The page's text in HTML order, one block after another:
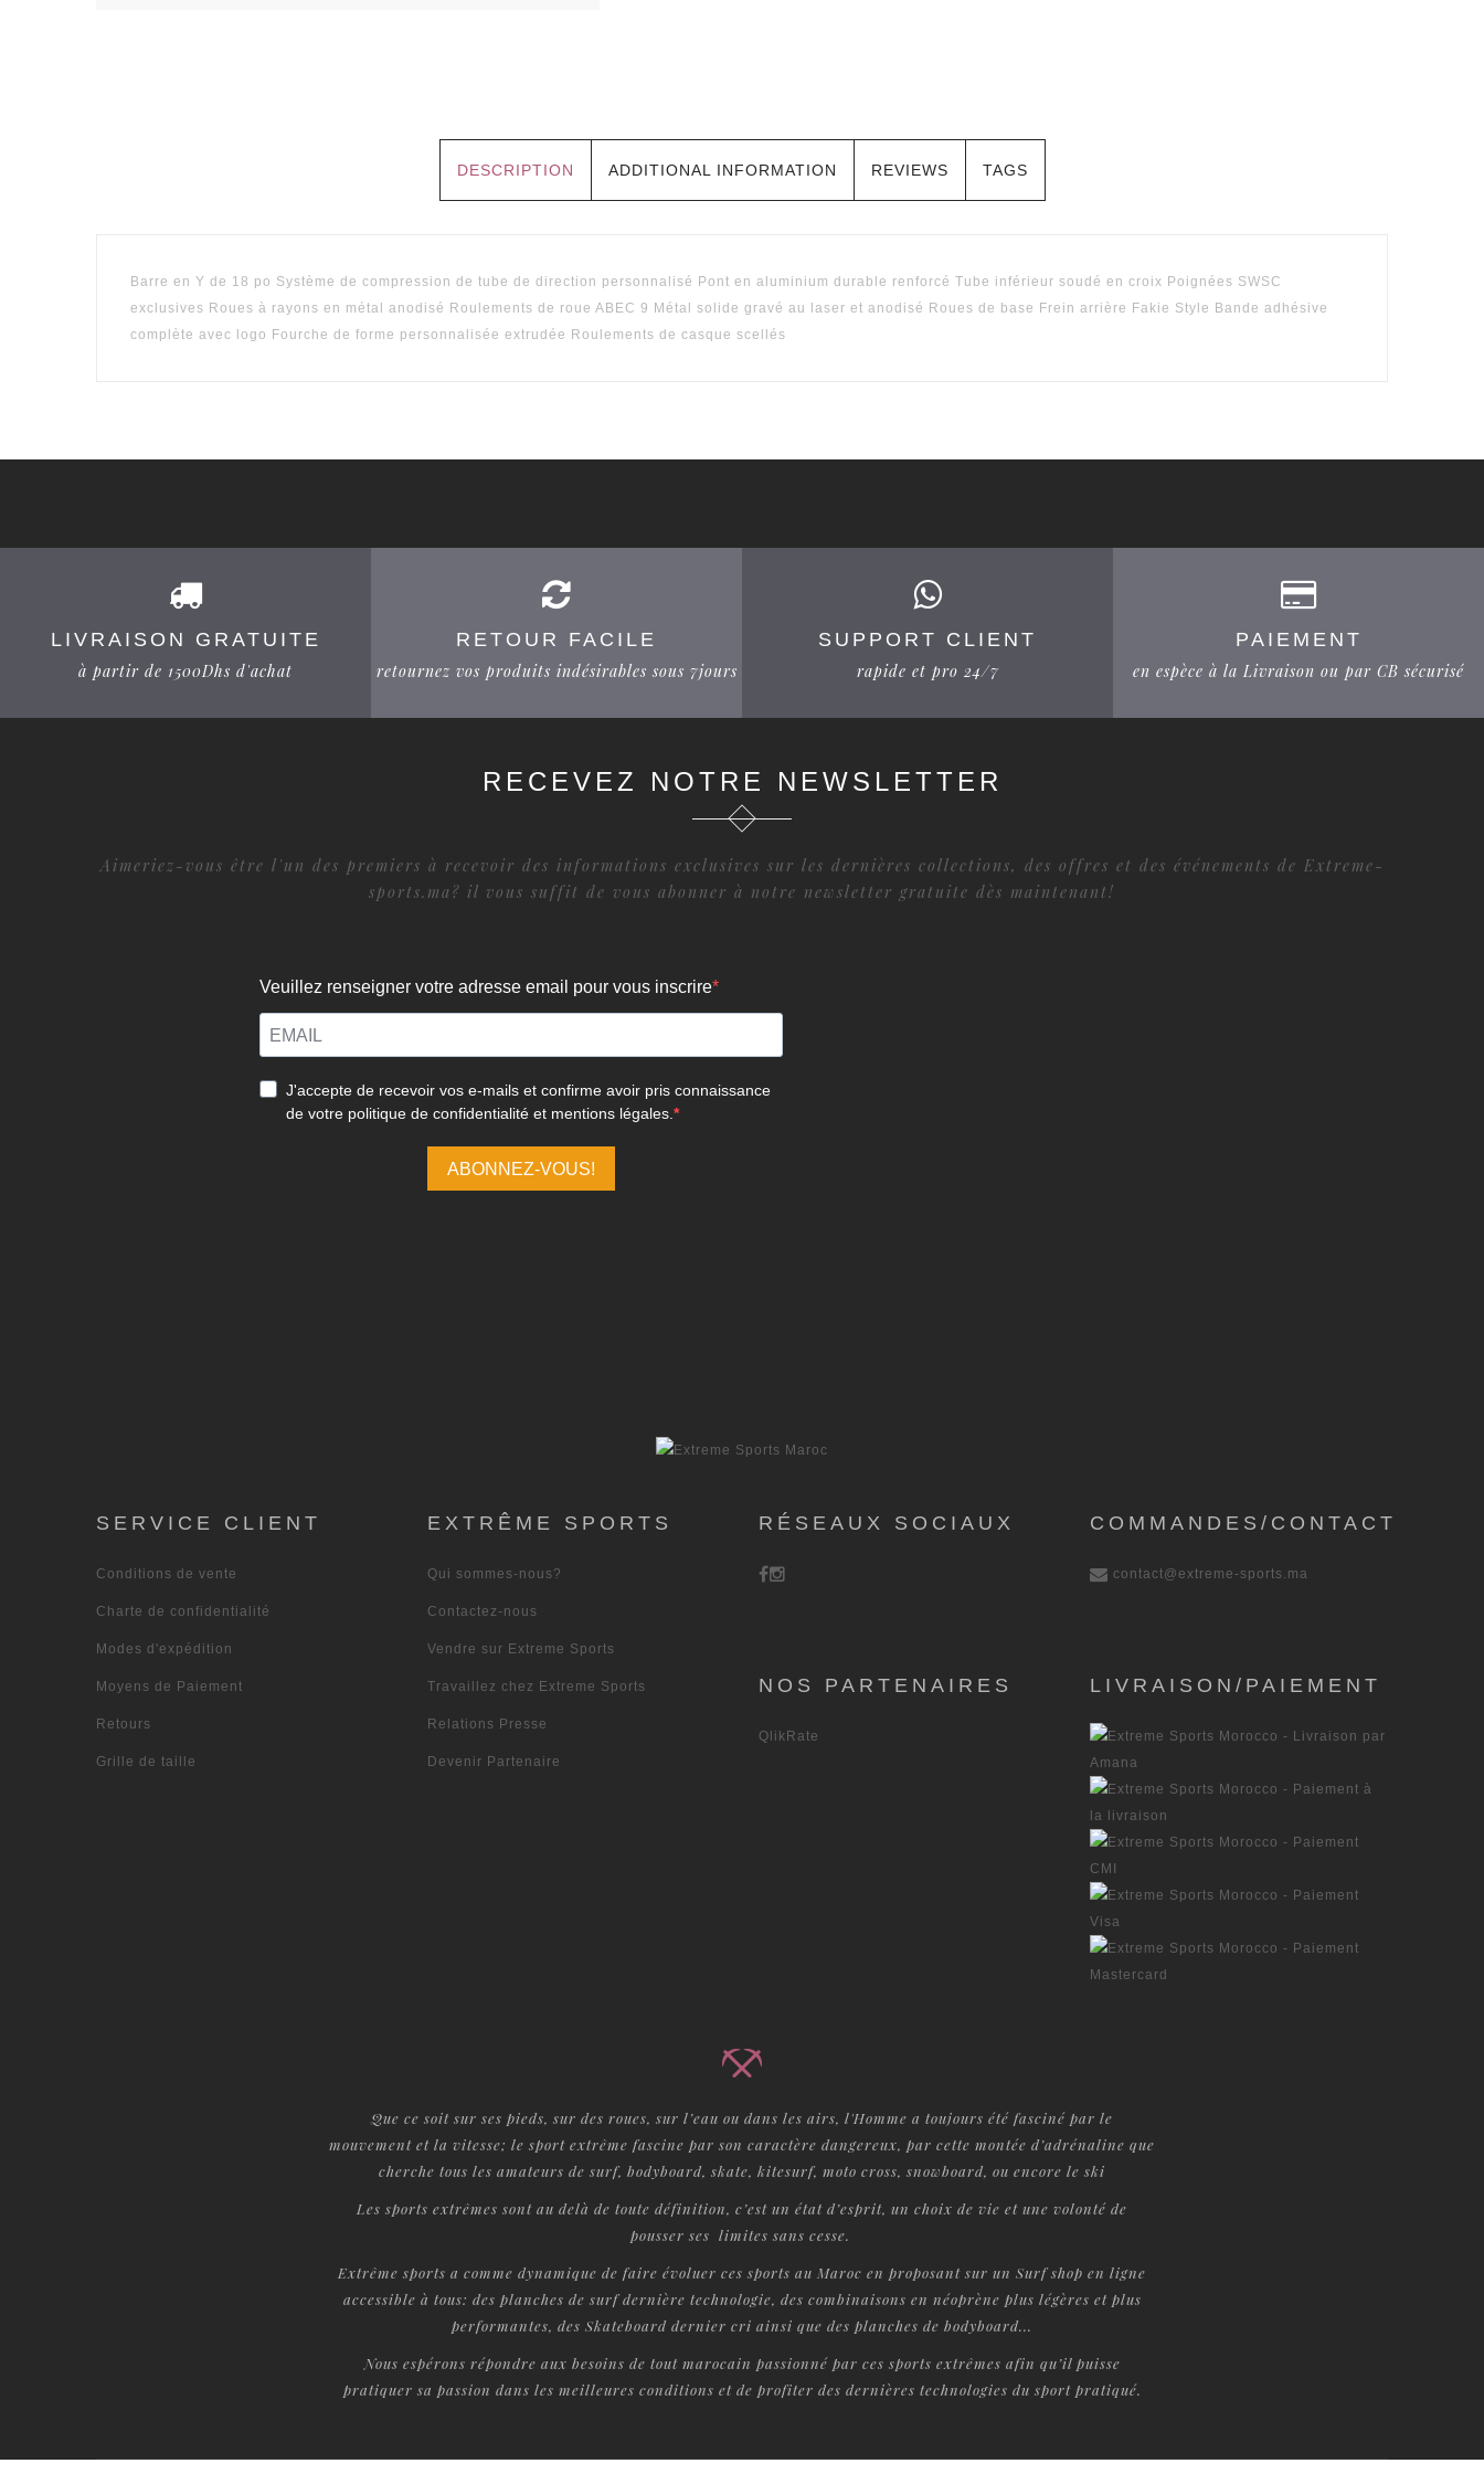
DESCRIPTION ADDITIONAL INFORMATION REVIEWS TAGS
Barre en Y de 18 po Système de compression de tube de direction personnalisé Pont en aluminium durable renforcé Tube inférieur soudé en croix Poignées SWSC
exclusives Roues à rayons en métal anodisé Roulements de roue ABEC 9 Métal solide gravé au laser et anodisé Roues de base Frein arrière Fakie Style Bande adhésive
complète avec logo Fourche de forme personnalisée extrudée Roulements de casque scellés
LIVRAISON GRATUITE
à partir de 1500Dhs d'achat
RETOUR FACILE
retournez vos produits indésirables sous 7jours
SUPPORT CLIENT
rapide et pro 24/7
PAIEMENT
en espèce à la Livraison ou par CB sécurisé
RECEVEZ NOTRE NEWSLETTER
Aimeriez-vous être l'un des premiers à recevoir des informations exclusives sur les dernières collections, des offres et des événements de Extreme-
sports.ma? il vous suffit de vous abonner à notre newsletter gratuite dès maintenant!
SERVICE CLIENT
Conditions de vente
Charte de confidentialité
Modes d'expédition
Moyens de Paiement
Retours
Grille de taille
EXTRÊME SPORTS
Qui sommes-nous?
Contactez-nous
Vendre sur Extreme Sports
Travaillez chez Extreme Sports
Relations Presse
Devenir Partenaire
RÉSEAUX SOCIAUX
NOS PARTENAIRES
QlikRate
COMMANDES/CONTACT
contact@extreme-sports.ma
LIVRAISON/PAIEMENT
Que ce soit sur ses pieds, sur des roues, sur l’eau ou dans les airs, l'Homme a toujours été fasciné par le
mouvement et la vitesse; le sport extrême fascine par son caractère dangereux, par cette montée d’adrénaline que
cherche tous les amateurs de surf, bodyboard, skate, kitesurf, moto cross, snowboard, ou encore le ski
Les sports extrêmes sont au delà de toute définition, c’est un état d’esprit, un choix de vie et une volonté de
pousser ses limites sans cesse.
Extrême sports a comme dynamique de faire évoluer ces sports au Maroc en proposant sur un Surf shop en ligne
accessible à tous: des planches de surf dernière technologie, des combinaisons en néoprène plus légères et plus
performantes, des Skateboard dernier cri ainsi que des planches de bodyboard...
Nous espérons répondre aux besoins de tout marocain passionné par ces sports extrêmes afin qu’il puisse
pratiquer sa passion dans les meilleures conditions et de profiter des dernières technologies du sport pratiqué.